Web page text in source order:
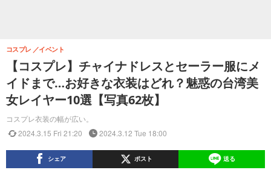
【コスプレ】チャイナドレスとセーラー服にメ
イドまで…お好きな衣装はどれ？魅惑の台湾美
女レイヤー10選【写真62枚】
コスプレ衣装の幅が広い。
コスプレ イベント
2024.3.15 Fri 21:20 2024.3.12 Tue 18:00
シェア ポスト 送る